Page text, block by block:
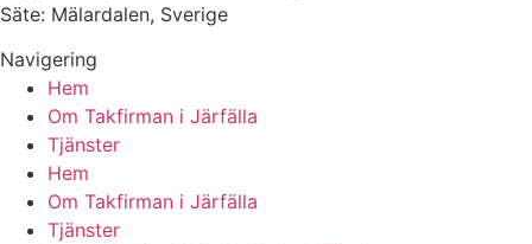
Säte: Mälardalen, Sverige
Navigering
Hem
Om Takfirman i Järfälla
Tjänster
Hem
Om Takfirman i Järfälla
Tjänster